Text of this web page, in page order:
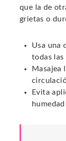
que la de
grietas o
Usa una
todas las
Masajea
Evita